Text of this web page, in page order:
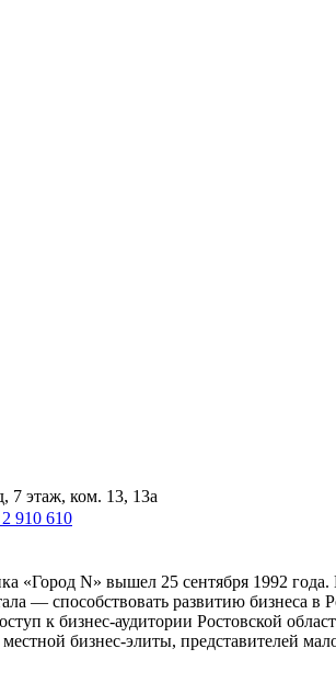
7 этаж, ком. 13, 13а
910 610
«Город N» вышел 25 сентября 1992
— способствовать развитию бизнеса
к бизнес-аудитории Ростовской
бизнес-элиты, представителей